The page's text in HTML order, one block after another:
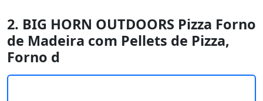
2. BIG HORN OUTDOORS Pizza Forno
de Madeira com Pellets de Pizza,
Forno d